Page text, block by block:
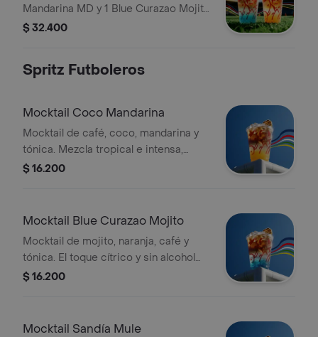
Mandarina MD y 1 Blue Curazao Mojito
MD. Personalízalas pidiéndolas con
$ 32.400
Spritz Futboleros
Mocktail Coco Mandarina
Mocktail de café, coco, mandarina y
tónica. Mezcla tropical e intensa,
perfecta para disfrutar el fútbol con
$ 16.200
Mocktail Blue Curazao Mojito
Mocktail de mojito, naranja, café y
tónica. El toque cítrico y sin alcohol
para vivir el fútbol con calma y
$ 16.200
Mocktail Sandía Mule